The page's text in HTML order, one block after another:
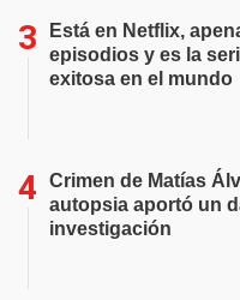
Está en Netflix,
episodios y es la
exitosa en el mundo
Crimen de Matías
autopsia aportó un
investigación